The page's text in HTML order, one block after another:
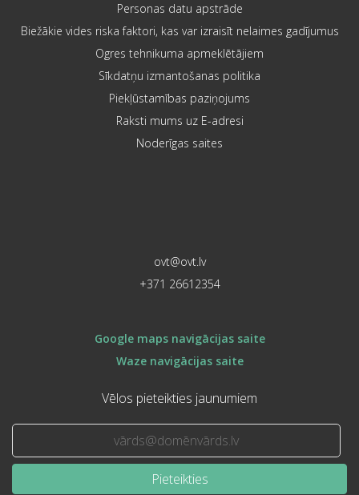
Personas datu apstrāde
Biežākie vides riska faktori, kas var izraisīt nelaimes gadījumus
Ogres tehnikuma apmeklētājiem
Sīkdatņu izmantošanas politika
Piekļūstamības paziņojums
Raksti mums uz E-adresi
Noderīgas saites
ovt@ovt.lv
+371 26612354
Google maps navigācijas saite
Waze navigācijas saite
Vēlos pieteikties jaunumiem
Pieteikties